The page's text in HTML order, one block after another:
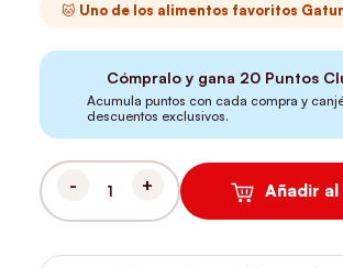
🐱 Uno de los alimentos favoritos
Cómpralo y gana 20 Puntos
Acumula puntos con cada compra y
descuentos exclusivos.
N&D LATA GATO KITTEN OCEAN ATUN
Añadir